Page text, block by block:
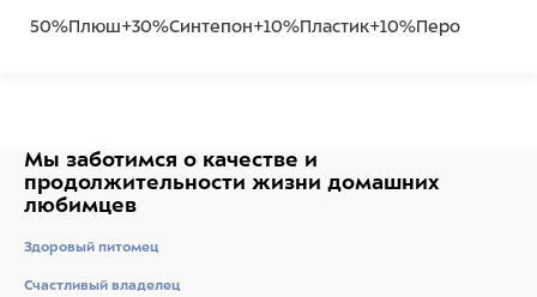
50%Плюш+30%Синтепон+10%Пластик+10%Перо
Мы заботимся о качестве и
продолжительности жизни домашних
любимцев
Здоровый питомец
Счастливый владелец